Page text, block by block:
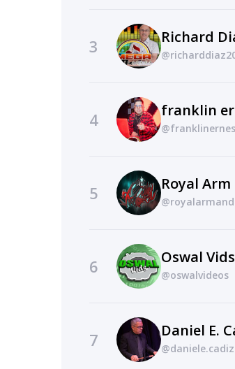
3 Richard
4 franklin
5 Royal Arm
6 Oswal Vids
@oswalvideos
7 Daniel E.